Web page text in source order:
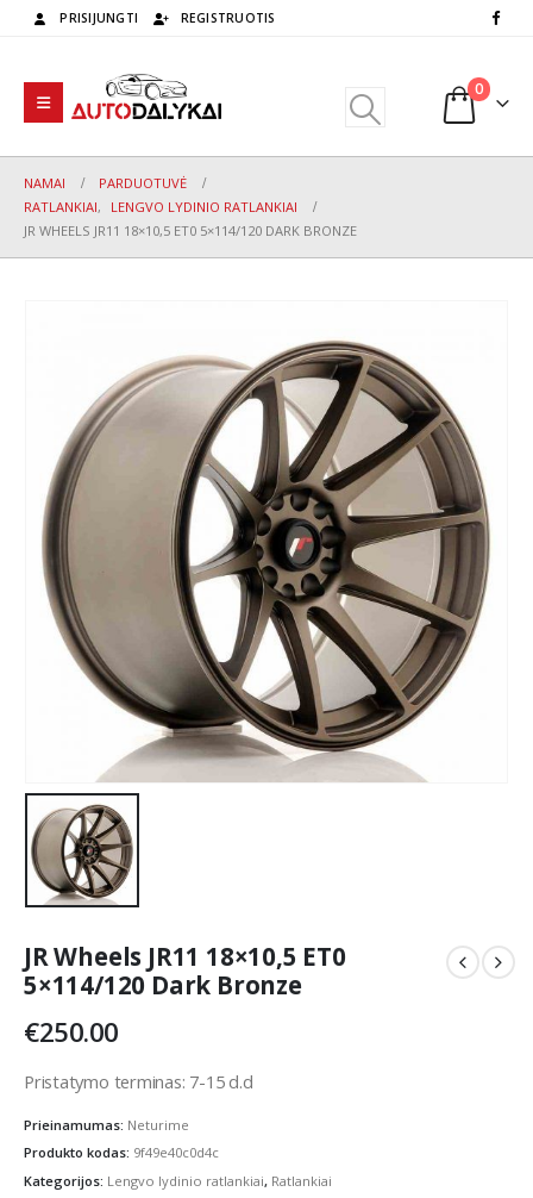
PRISIJUNGTI REGISTRUOTIS
0
NAMAI
PARDUOTUVĖ
RATLANKIAI,
LENGVO LYDINIO RATLANKIAI
JR WHEELS JR11 18×10,5 ET0 5×114/120 DARK BRONZE
JR Wheels JR11 18×10,5 ET0
5×114/120 Dark Bronze
€250.00
Pristatymo terminas: 7-15 d.d
Prieinamumas: Neturime
Produkto kodas: 9f49e40c0d4c
Kategorijos: Lengvo lydinio ratlankiai, Ratlankiai